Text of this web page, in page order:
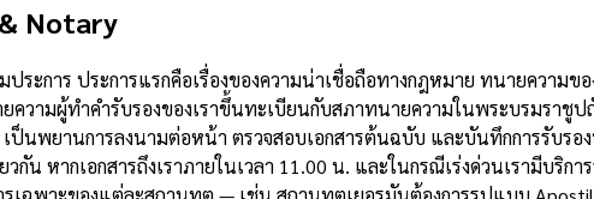
Notary
ประการ ประการแรกคือเรื่องของความน่าเชื่อถือทางกฎหมาย ทนายความ
วามผู้ทำคำรับรองของเราขึ้นทะเบียนกับสภาทนายความในพระบรมราชู
นพยานการลงนามต่อหน้า ตรวจสอบเอกสารต้นฉบับ และบันทึกการรับรอ
หากเอกสารถึงเราภายในเวลา 11.00 น. และในกรณีเร่งด่วนเรามีบริกา